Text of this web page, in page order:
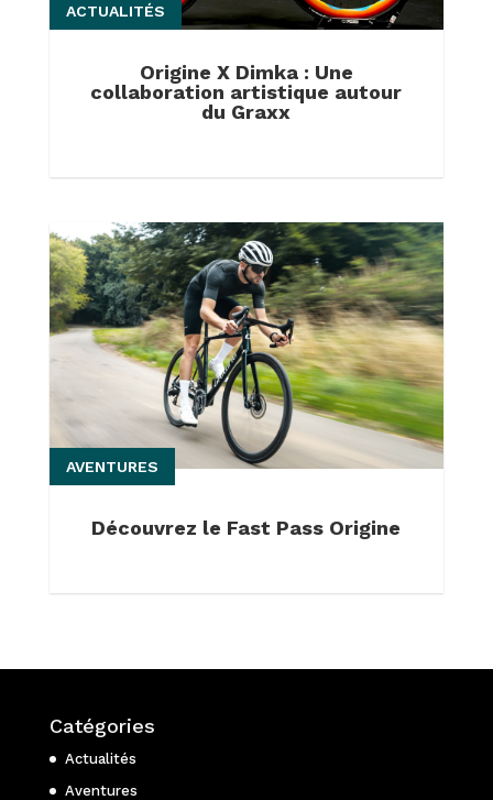
Origine X Dimka : Une
collaboration artistique autour
du Graxx
ACTUALITÉS
Découvrez le Fast Pass Origine
AVENTURES
Catégories
Actualités
Aventures